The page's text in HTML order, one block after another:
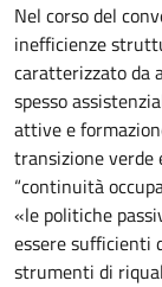
Nel corso del
inefficienze
caratterizzato da
spesso
attive e
transizione verde
“continuità
«le politiche
essere sufficienti
strumenti di